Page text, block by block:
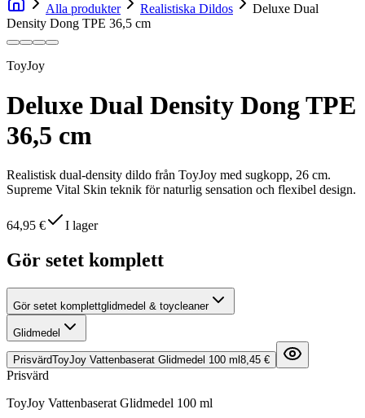
Alla produkter Realistiska Dildos
Deluxe Dual
Density Dong TPE 36,5 cm
ToyJoy
Deluxe Dual Density Dong TPE
36,5 cm
Realistisk dual-density dildo från ToyJoy med sugkopp, 26 cm.
Supreme Vital Skin teknik för naturlig sensation och flexibel design.
64,95 € I lager
Gör setet komplett
Gör setet komplettglidmedel & toycleaner
Glidmedel
PrisvärdToyJoy Vattenbaserat Glidmedel 100 ml 8,45 €
Prisvärd
ToyJoy Vattenbaserat Glidmedel 100 ml